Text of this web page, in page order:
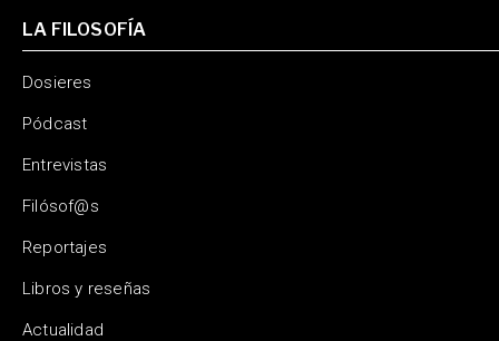
LA FILOSOFÍA
Dosieres
Pódcast
Entrevistas
Filósof@s
Reportajes
Libros y reseñas
Actualidad